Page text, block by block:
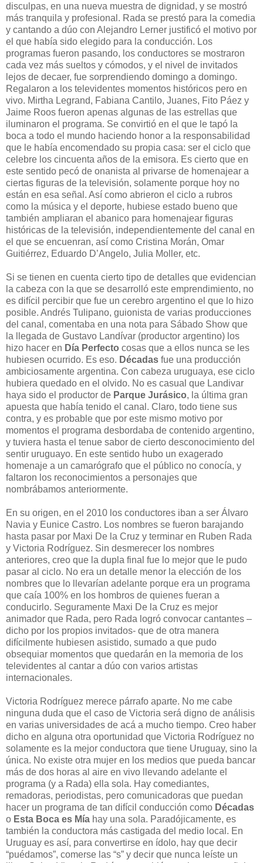
disculpas, en una nueva muestra de dignidad, y se mostró
más tranquila y profesional. Rada se prestó para la comedia
y cantando a dúo con Alejandro Lerner justificó el motivo por
el que había sido elegido para la conducción. Los
programas fueron pasando, los conductores se mostraron
cada vez más sueltos y cómodos, y el nivel de invitados
lejos de decaer, fue sorprendiendo domingo a domingo.
Regalaron a los televidentes momentos históricos pero en
vivo. Mirtha Legrand, Fabiana Cantilo, Juanes, Fito Páez y
Jaime Roos fueron apenas algunas de las estrellas que
iluminaron el programa. Se convirtió en el que le tapó la
boca a todo el mundo haciendo honor a la responsabilidad
que le había encomendado su propia casa: ser el ciclo que
celebre los cincuenta años de la emisora. Es cierto que en
este sentido pecó de onanista al privarse de homenajear a
ciertas figuras de la televisión, solamente porque hoy no
están en esa señal. Así como abrieron el ciclo a rubros
como la música y el deporte, hubiese estado bueno que
también ampliaran el abanico para homenajear figuras
históricas de la televisión, independientemente del canal en
el que se encuenran, así como Cristina Morán, Omar
Guitiérrez, Eduardo D’Angelo, Julia Moller, etc.
Si se tienen en cuenta cierto tipo de detalles que evidencian
la cabeza con la que se desarrolló este emprendimiento, no
es difícil percibir que fue un cerebro argentino el que lo hizo
posible. Andrés Tulipano, guionista de varias producciones
del canal, comentaba en una nota para Sábado Show que
la llegada de Gustavo Landívar (productor argentino) los
hizo hacer en Día Perfecto cosas que a ellos nunca se les
hubiesen ocurrido. Es eso. Décadas fue una producción
ambiciosamente argentina. Con cabeza uruguaya, ese ciclo
hubiera quedado en el olvido. No es casual que Landivar
haya sido el productor de Parque Jurásico, la última gran
apuesta que había tenido el canal. Claro, todo tiene sus
contra, y es probable que por este mismo motivo por
momentos el programa desbordaba de contenido argentino,
y tuviera hasta el tenue sabor de cierto desconocimiento del
sentir uruguayo. En este sentido hubo un exagerado
homenaje a un camarógrafo que el público no conocía, y
faltaron los reconocimientos a personajes que
nombrábamos anteriormente.
En su origen, en el 2010 los conductores iban a ser Álvaro
Navia y Eunice Castro. Los nombres se fueron barajando
hasta pasar por Maxi De la Cruz y terminar en Ruben Rada
y Victoria Rodríguez. Sin desmerecer los nombres
anteriores, creo que la dupla final fue lo mejor que le pudo
pasar al ciclo. No era un detalle menor la elección de los
nombres que lo llevarían adelante porque era un programa
que caía 100% en los hombros de quienes fueran a
conducirlo. Seguramente Maxi De la Cruz es mejor
animador que Rada, pero Rada logró convocar cantantes –
dicho por los propios invitados- que de otra manera
difícilmente hubiesen asistido, sumado a que pudo
obsequiar momentos que quedarán en la memoria de los
televidentes al cantar a dúo con varios artistas
internacionales.
Victoria Rodríguez merece párrafo aparte. No me cabe
ninguna duda que el caso de Victoria será digno de análisis
en varias universidades de acá a mucho tiempo. Creo haber
dicho en alguna otra oportunidad que Victoria Rodríguez no
solamente es la mejor conductora que tiene Uruguay, sino la
única. No existe otra mujer en los medios que pueda bancar
más de dos horas al aire en vivo llevando adelante el
programa (y a Rada) ella sola. Hay comediantes,
remadoras, periodistas, pero comunicadoras que puedan
hacer un programa de tan difícil conducción como Décadas
o Esta Boca es Mía hay una sola. Paradójicamente, es
también la conductora más castigada del medio local. En
Uruguay es así, para convertirse en ídolo, hay que decir
“puédamos”, comerse las “s” y decir que nunca leíste un